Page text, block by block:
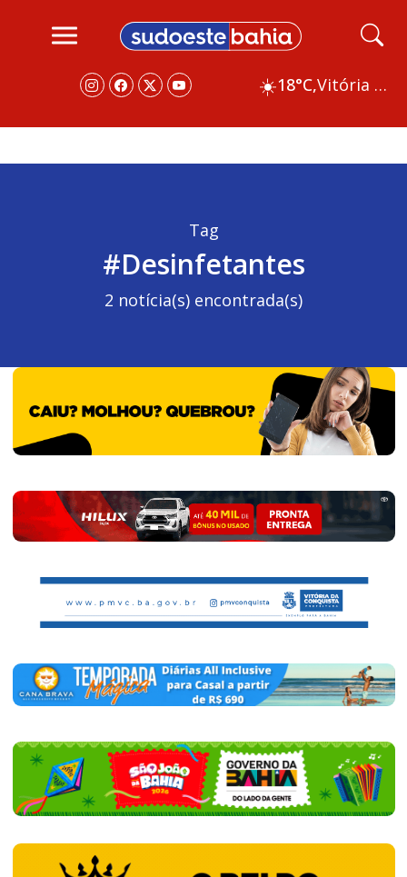
☀️18°C, Vitória da Conquista
Tag
#Desinfetantes
2 notícia(s) encontrada(s)